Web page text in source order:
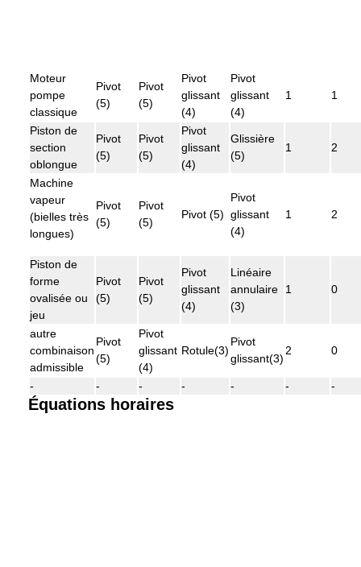
Moteur
pompe
classique
Pivot
(5)
Pivot
(5)
Pivot
glissant
(4)
Pivot
glissant
(4)
1 1
Piston de
section
oblongue
Pivot
(5)
Pivot
(5)
Pivot
glissant
(4)
Glissière
(5)
1 2
Machine
vapeur
(bielles très
longues)
Pivot
(5)
Pivot
(5)
Pivot (5)
Pivot
glissant
(4)
1 2
Piston de
forme
ovalisée ou
jeu
Pivot
(5)
Pivot
(5)
Pivot
glissant
(4)
Linéaire
annulaire
(3)
1 0
autre
combinaison
admissible
Pivot
(5)
Pivot
glissant
(4)
Rotule(3)
Pivot
glissant(3)
2 0
- - - - - - -
Équations horaires